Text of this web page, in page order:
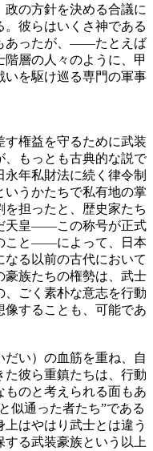
の方針を決める合議に
彼らはいくさ神である
あったが、――たとえば
層の人々のように、甲
いを駆け巡る専門の軍事
権益を守るために武装
、もっとも古典的な説で
年私財法に続く律令制
いうかたちで私有地の掌
担ったと、歴史家たち
天皇――この称号が正式
こと――によって、日本
る以前の古代において
豪族たちの権勢は、武士
ごく素朴な意志を行動
像することも、可能であ
い）の血筋を重ね、自
た彼ら重鎮たちは、行動
ものと考えられる面もあ
似通った者たち”である
はやはり武士とは違う
る武装豪族という以上